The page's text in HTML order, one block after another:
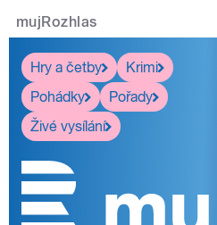
mujRozhlas
Hry a četby
Krimi
Pohádky
Pořady
Živé vysílání